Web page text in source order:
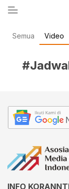
koranntb.com
Semua Video
INFO